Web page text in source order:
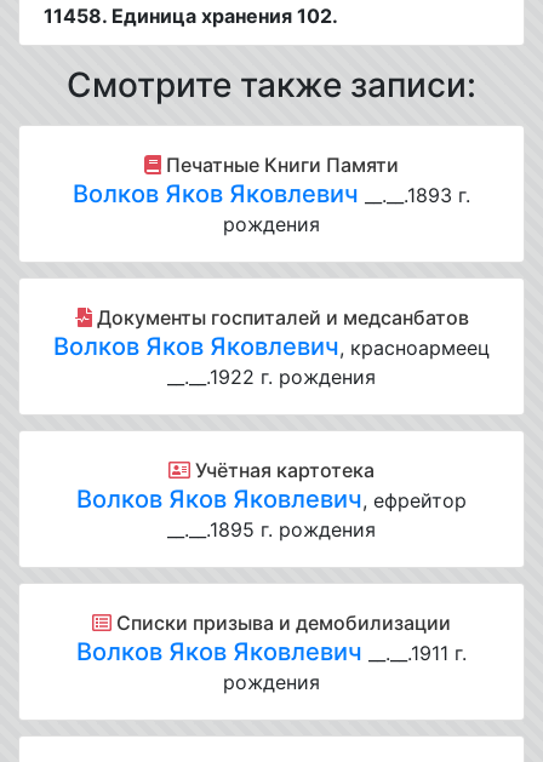
11458. Единица хранения 102.
Смотрите также записи:
Печатные Книги Памяти
Волков Яков Яковлевич __.__.1893 г.
рождения
Документы госпиталей и медсанбатов
Волков Яков Яковлевич, красноармеец
__.__.1922 г. рождения
Учётная картотека
Волков Яков Яковлевич, ефрейтор
__.__.1895 г. рождения
Списки призыва и демобилизации
Волков Яков Яковлевич __.__.1911 г.
рождения